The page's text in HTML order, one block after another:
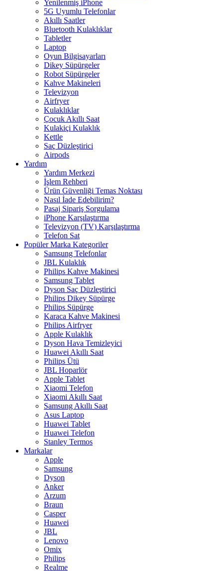
Yenilenmiş iPhone
5G Uyumlu Telefonlar
Akıllı Saatler
Bluetooth Kulaklıklar
Tabletler
Laptop
Oyun Bilgisayarları
Dikey Süpürgeler
Robot Süpürgeler
Kahve Makineleri
Televizyon
Airfryer
Kulaklıklar
Çocuk Akıllı Saat
Kulakiçi Kulaklık
Kettle
Saç Düzleştirici
Airpods
Yardım
Yardım Merkezi
İşlem Rehberi
Ürün Güvenliği Temas Noktası
Nasıl İade Edebilirim?
Pasaj Sipariş Sorgulama
iPhone Karşılaştırma
Televizyon (TV) Karşılaştırma
Telefon Sat
Popüler Marka Kategoriler
Samsung Telefonlar
JBL Kulaklık
Philips Kahve Makinesi
Samsung Tablet
Dyson Saç Düzleştirici
Philips Dikey Süpürge
Philips Süpürge
Karaca Kahve Makinesi
Philips Airfryer
Apple Kulaklık
Dyson Hava Temizleyici
Huawei Akıllı Saat
Philips Ütü
JBL Hoparlör
Apple Tablet
Xiaomi Telefon
Xiaomi Akıllı Saat
Samsung Akıllı Saat
Asus Laptop
Huawei Tablet
Huawei Telefon
Stanley Termos
Markalar
Apple
Samsung
Dyson
Anker
Arzum
Braun
Casper
Huawei
JBL
Lenovo
Omix
Philips
Realme